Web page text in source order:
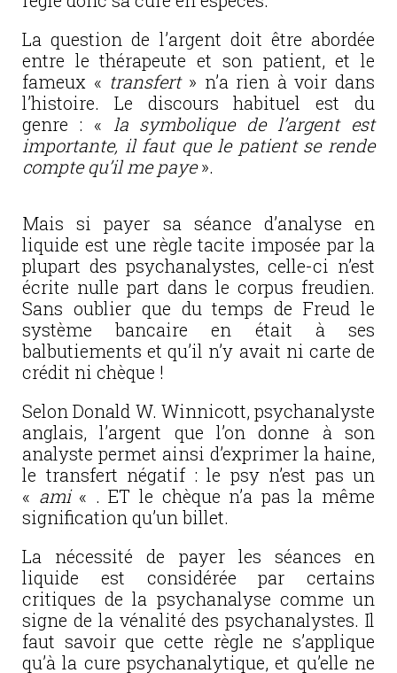
La question de l’argent doit être abordée
entre le thérapeute et son patient, et le
fameux « transfert» n’a rien à voir dans
l’histoire. Le discours habituel est du
genre : « la symbolique de l’argent est
importante, il faut que le patient se rende
compte qu’il me paye».
Mais si payer sa séance d’analyse en
liquide est une règle tacite imposée par la
plupart des psychanalystes, celle-ci n’est
écrite nulle part dans le corpus freudien.
Sans oublier que du temps de Freud le
système bancaire en était à ses
balbutiements et qu’il n’y avait ni carte de
crédit ni chèque !
Selon Donald W. Winnicott, psychanalyste
anglais, l’argent que l’on donne à son
analyste permet ainsi d’exprimer la haine,
le transfert négatif : le psy n’est pas un
« ami « . ET le chèque n’a pas la même
signification qu’un billet.
La nécessité de payer les séances en
liquide est considérée par certains
critiques de la psychanalyse comme un
signe de la vénalité des psychanalystes. Il
faut savoir que cette règle ne s’applique
qu’à la cure psychanalytique, et qu’elle ne